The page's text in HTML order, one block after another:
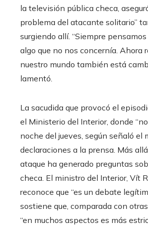
la televisión pública checa,
problema del atacante solitario”
surgiendo allí. “Siempre
algo que no nos concernía. Ahora
nuestro mundo también está
lamentó.
La sacudida que provocó el
el Ministerio del Interior, donde
noche del jueves, según señaló el
declaraciones a la prensa. Más
ataque ha generado preguntas
checa. El ministro del Interior, Vít
reconoce que “es un debate
sostiene que, comparada con
“en muchos aspectos es más